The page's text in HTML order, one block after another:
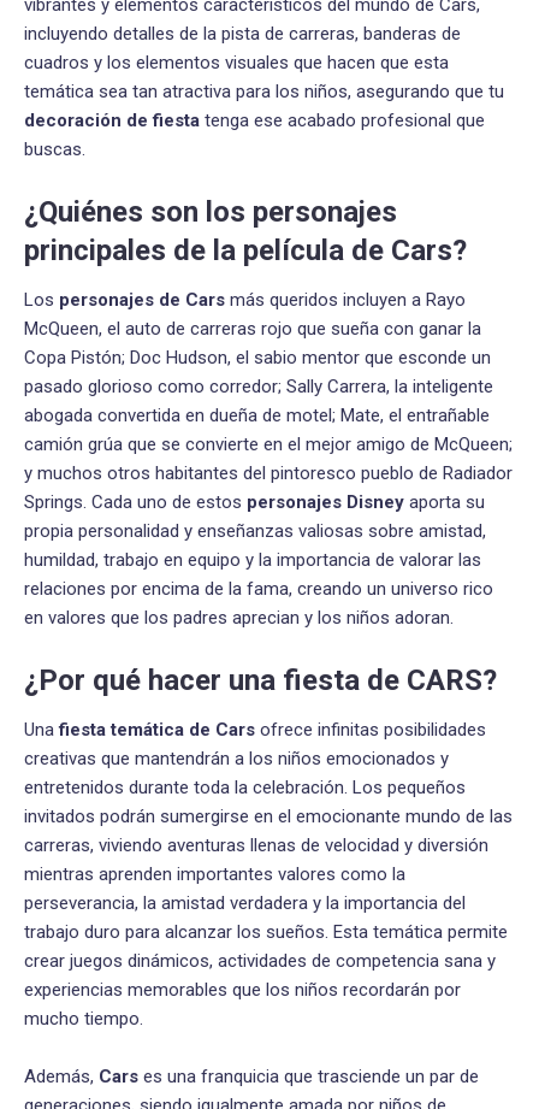
vibrantes y elementos característicos del mundo de Cars,
incluyendo detalles de la pista de carreras, banderas de
cuadros y los elementos visuales que hacen que esta
temática sea tan atractiva para los niños, asegurando que tu
decoración de fiesta tenga ese acabado profesional que
buscas.
¿Quiénes son los personajes
principales de la película de Cars?
Los personajes de Cars más queridos incluyen a Rayo
McQueen, el auto de carreras rojo que sueña con ganar la
Copa Pistón; Doc Hudson, el sabio mentor que esconde un
pasado glorioso como corredor; Sally Carrera, la inteligente
abogada convertida en dueña de motel; Mate, el entrañable
camión grúa que se convierte en el mejor amigo de McQueen;
y muchos otros habitantes del pintoresco pueblo de Radiador
Springs. Cada uno de estos personajes Disney aporta su
propia personalidad y enseñanzas valiosas sobre amistad,
humildad, trabajo en equipo y la importancia de valorar las
relaciones por encima de la fama, creando un universo rico
en valores que los padres aprecian y los niños adoran.
¿Por qué hacer una fiesta de CARS?
Unafiesta temática de Cars ofrece infinitas posibilidades
creativas que mantendrán a los niños emocionados y
entretenidos durante toda la celebración. Los pequeños
invitados podrán sumergirse en el emocionante mundo de las
carreras, viviendo aventuras llenas de velocidad y diversión
mientras aprenden importantes valores como la
perseverancia, la amistad verdadera y la importancia del
trabajo duro para alcanzar los sueños. Esta temática permite
crear juegos dinámicos, actividades de competencia sana y
experiencias memorables que los niños recordarán por
mucho tiempo.
Además, Cars es una franquicia que trasciende un par de